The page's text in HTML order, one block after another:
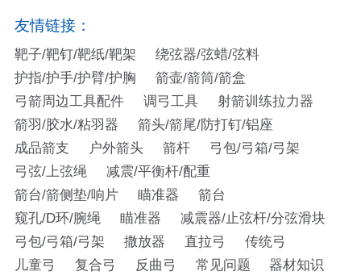
友情链接：
靶子/靶钉/靶纸/靶架
绕弦器/弦蜡/弦料
护指/护手/护臂/护胸
箭壶/箭筒/箭盒
弓箭周边工具配件
调弓工具
射箭训练拉力器
箭羽/胶水/粘羽器
箭头/箭尾/防打钉/铝座
成品箭支
户外箭头 箭杆
弓包/弓箱/弓架
弓弦/上弦绳
减震/平衡杆/配重
箭台/箭侧垫/响片
瞄准器
箭台
窥孔/D环/腕绳
瞄准器
减震器/止弦杆/分弦滑块
弓包/弓箱/弓架
撒放器 直拉弓
传统弓
儿童弓
复合弓 反曲弓 常见问题
器材知识